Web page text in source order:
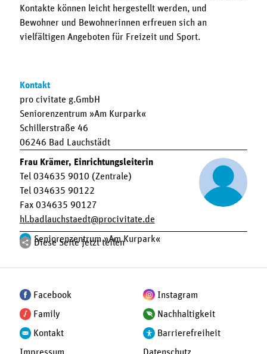
Kontakte können leicht hergestellt werden, und
Bewohner und Bewohnerinnen erfreuen sich an
vielfältigen Angeboten für Freizeit und Sport.
Kontakt
pro civitate g.GmbH
Seniorenzentrum »Am Kurpark«
Schillerstraße 46
06246 Bad Lauchstädt
Frau Krämer, Einrichtungsleiterin
Tel 034635 9010 (Zentrale)
Tel 034635 90122
Fax 034635 90127
hl.badlauchstaedt
procivitate.de
Seniorenzentrum »Am Kurpark«
Diese Seite jetzt teilen
Facebook Instagram
Family Nachhaltigkeit
Kontakt Barrierefreiheit